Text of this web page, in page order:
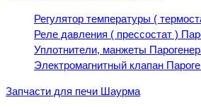
Регулятор температуры (
Реле давления ( прессостат )
Уплотнители, манжеты
Электромагнитный клапан
Запчасти для печи Шаурма